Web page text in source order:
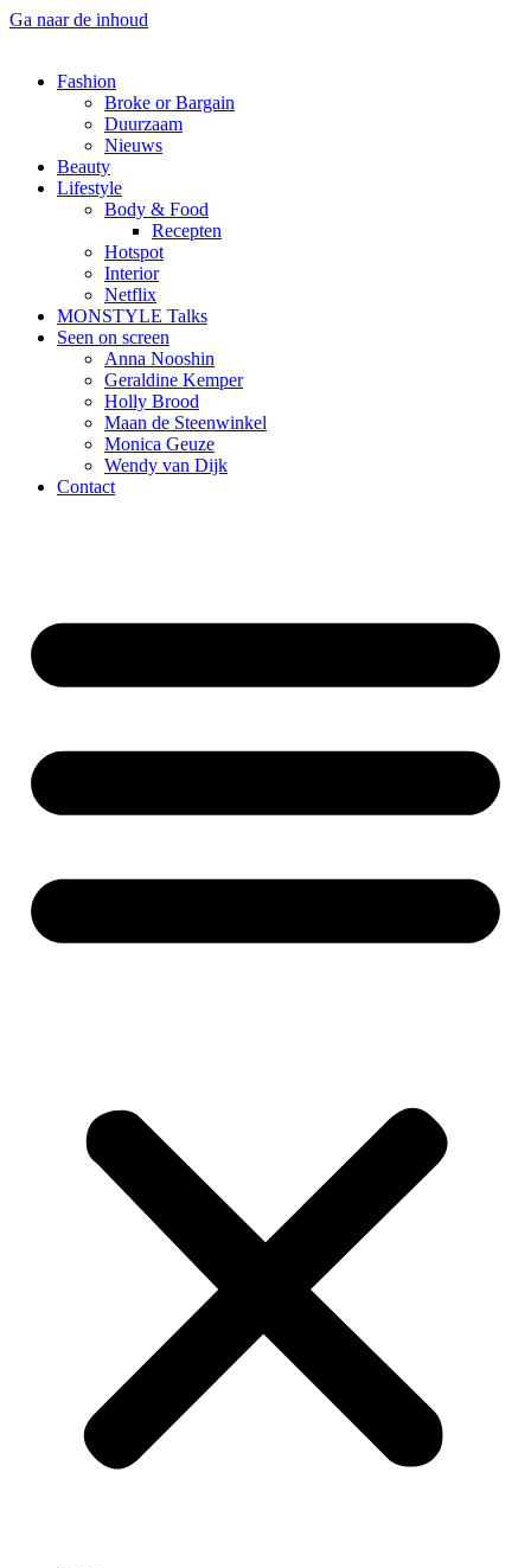
Ga naar de inhoud
Fashion
Broke or Bargain
Duurzaam
Nieuws
Beauty
Lifestyle
Body & Food
Recepten
Hotspot
Interior
Netflix
MONSTYLE Talks
Seen on screen
Anna Nooshin
Geraldine Kemper
Holly Brood
Maan de Steenwinkel
Monica Geuze
Wendy van Dijk
Contact